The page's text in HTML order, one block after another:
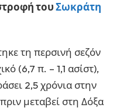
τουΣωκράτη
τη περσινή σεζόν
(6,7 π. – 1,1 ασίστ),
2,5 χρόνια στην
μεταβεί στη Δόξα